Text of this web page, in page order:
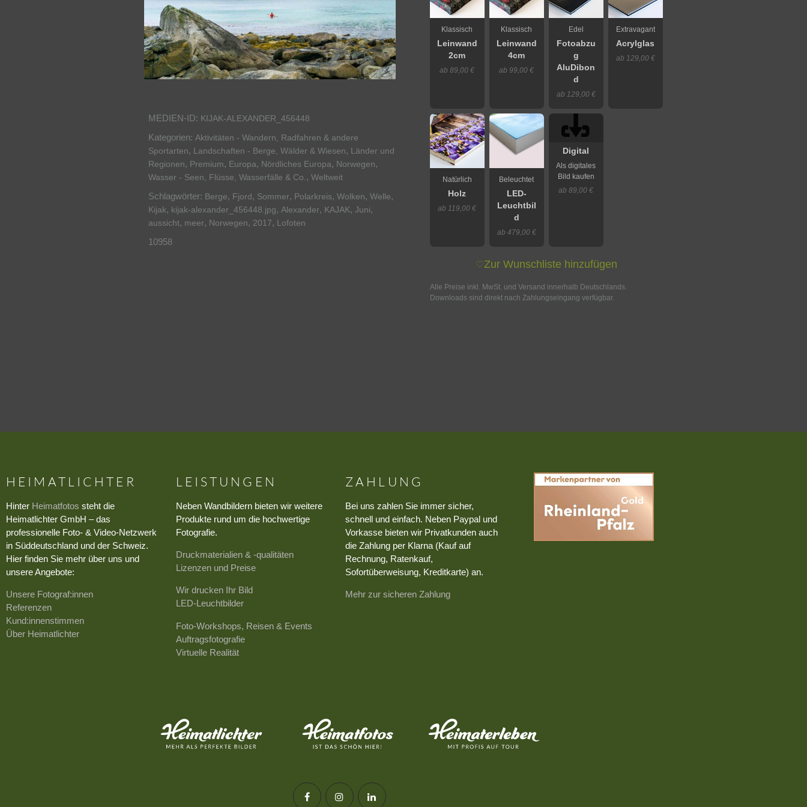
MEDIEN-ID: KIJAK-ALEXANDER_456448
Kategorien: Aktivitäten - Wandern, Radfahren & andere
Sportarten, Landschaften - Berge, Wälder & Wiesen, Länder und
Regionen, Premium, Europa, Nördliches Europa, Norwegen,
Wasser - Seen, Flüsse, Wasserfälle & Co., Weltweit
Schlagwörter: Berge, Fjord, Sommer, Polarkreis, Wolken, Welle,
Kijak, kijak-alexander_456448.jpg, Alexander, KAJAK, Juni,
aussicht, meer, Norwegen, 2017, Lofoten
10958
Klassisch
Leinwand
2cm
ab 89,00 €
Klassisch
Leinwand
4cm
ab 99,00 €
Edel
Fotoabzu
g
AluDibon
d
ab 129,00 €
Extravagant
Acrylglas
ab 129,00 €
Natürlich
Holz
ab 119,00 €
Beleuchtet
LED-
Leuchtbil
d
ab 479,00 €
Digital
Als digitales
Bild kaufen
ab 89,00 €
♡Zur Wunschliste hinzufügen
Alle Preise inkl. MwSt. und Versand innerhalb Deutschlands.
Downloads sind direkt nach Zahlungseingang verfügbar.
HEIMATLICHTER
Hinter Heimatfotos steht die
Heimatlichter GmbH – das
professionelle Foto- & Video-Netzwerk
in Süddeutschland und der Schweiz.
Hier finden Sie mehr über uns und
unsere Angebote:
Unsere Fotograf:innen
Referenzen
Kund:innenstimmen
Über Heimatlichter
LEISTUNGEN
Neben Wandbildern bieten wir weitere
Produkte rund um die hochwertige
Fotografie.
Druckmaterialien & -qualitäten
Lizenzen und Preise
Wir drucken Ihr Bild
LED-Leuchtbilder
Foto-Workshops, Reisen & Events
Auftragsfotografie
Virtuelle Realität
ZAHLUNG
Bei uns zahlen Sie immer sicher,
schnell und einfach. Neben Paypal und
Vorkasse bieten wir Privatkunden auch
die Zahlung per Klarna (Kauf auf
Rechnung, Ratenkauf,
Sofortüberweisung, Kreditkarte) an.
Mehr zur sicheren Zahlung